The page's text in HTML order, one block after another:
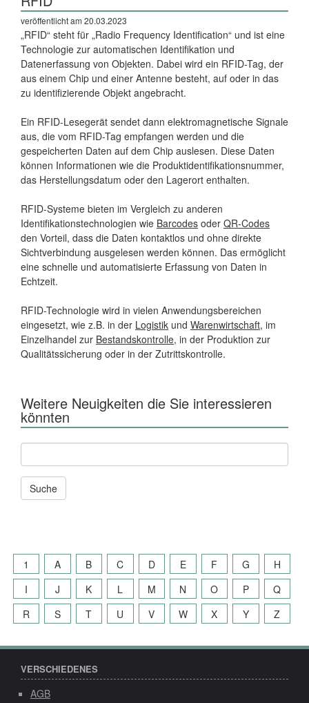
veröffentlicht am 20.03.2023
„RFID“ steht für „Radio Frequency Identification“ und ist eine
Technologie zur automatischen Identifikation und
Datenerfassung von Objekten. Dabei wird ein RFID-Tag, der
aus einem Chip und einer Antenne besteht, auf oder in das
zu identifizierende Objekt angebracht.
Ein RFID-Lesegerät sendet dann elektromagnetische Signale
aus, die vom RFID-Tag empfangen werden und die
gespeicherten Daten auf dem Chip auslesen. Diese Daten
können Informationen wie die Produktidentifikationsnummer,
das Herstellungsdatum oder den Lagerort enthalten.
RFID-Systeme bieten im Vergleich zu anderen
Identifikationstechnologien wie Barcodes oder QR-Codes
den Vorteil, dass die Daten kontaktlos und ohne direkte
Sichtverbindung ausgelesen werden können. Das ermöglicht
eine schnelle und automatisierte Erfassung von Daten in
Echtzeit.
RFID-Technologie wird in vielen Anwendungsbereichen
eingesetzt, wie z.B. in der Logistik und Warenwirtschaft, im
Einzelhandel zur Bestandskontrolle, in der Produktion zur
Qualitätssicherung oder in der Zutrittskontrolle.
Weitere Neuigkeiten die Sie interessieren
könnten
Andere
News
und
Seiten
durchsuchen
1 A B C D E F G
H
I
J K L M N O P
Q
R
S T U V W X Y Z
VERSCHIEDENES
AGB